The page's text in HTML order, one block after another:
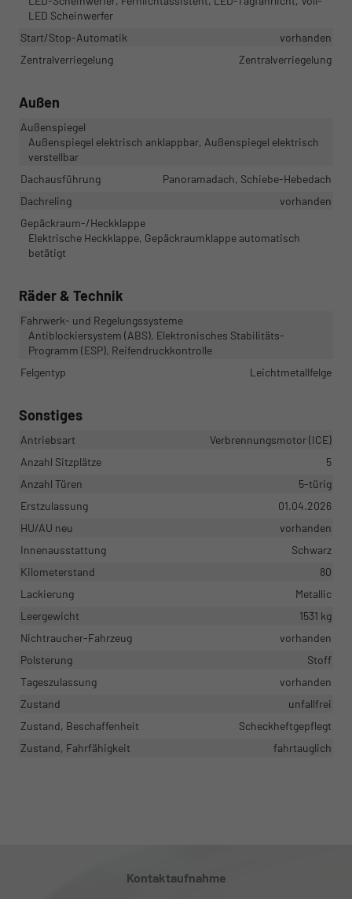
LED Scheinwerfer
Start/Stop-Automatik
vorhanden
Zentralverriegelung
Zentralverriegelung
Außen
Außenspiegel
Außenspiegel elektrisch anklappbar, Außenspiegel elektrisch
verstellbar
Dachausführung
Panoramadach, Schiebe-Hebedach
Dachreling
vorhanden
Gepäckraum-/Heckklappe
Elektrische Heckklappe, Gepäckraumklappe automatisch
betätigt
Räder & Technik
Fahrwerk- und Regelungssysteme
Antiblockiersystem (ABS), Elektronisches Stabilitäts-
Programm (ESP), Reifendruckkontrolle
Felgentyp
Leichtmetallfelge
Sonstiges
Antriebsart
Verbrennungsmotor (ICE)
Anzahl Sitzplätze
5
Anzahl Türen
5-türig
Erstzulassung
01.04.2026
HU/AU neu
vorhanden
Innenausstattung
Schwarz
Kilometerstand
80
Lackierung
Metallic
Leergewicht
1531 kg
Nichtraucher-Fahrzeug
vorhanden
Polsterung
Stoff
Tageszulassung
vorhanden
Zustand
unfallfrei
Zustand, Beschaffenheit
Scheckheftgepflegt
Zustand, Fahrfähigkeit
fahrtauglich
Kontaktaufnahme